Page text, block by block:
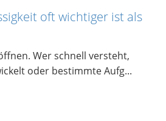
oft wichtiger ist als
Wer schnell versteht,
oder bestimmte Aufg...